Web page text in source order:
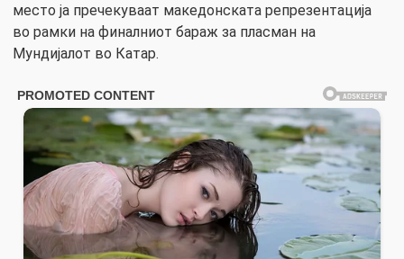
место ја пречекуваат македонската репрезентација
во рамки на финалниот бараж за пласман на
Мундијалот во Катар.